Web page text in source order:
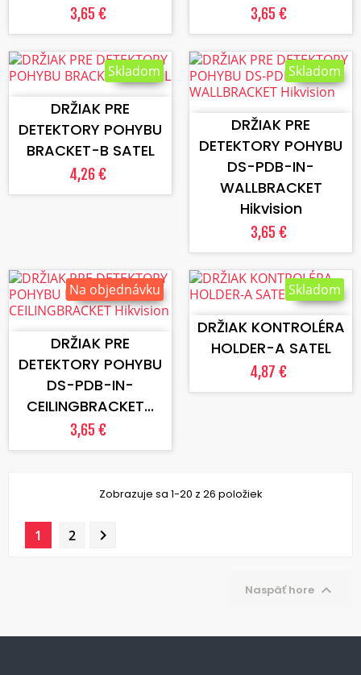
3,65 € 3,65 €
VLOŽIŤ DO KOŠÍKA
DRŽIAK PRE
DETEKTORY POHYBU
BRACKET-B SATEL
4,26 €
Skladom
VLOŽIŤ DO KOŠÍKA
DRŽIAK PRE
DETEKTORY POHYBU
DS-PDB-IN-
WALLBRACKET
Hikvision
3,65 €
Skladom
VLOŽIŤ DO KOŠÍKA
DRŽIAK PRE
DETEKTORY POHYBU
DS-PDB-IN-
CEILINGBRACKET...
3,65 €
Na objednávku VLOŽIŤ DO KOŠÍKA
DRŽIAK KONTROLÉRA
HOLDER-A SATEL
4,87 €
Skladom
Zobrazuje sa 1-20 z 26 položiek
1 2 
Naspäť hore 